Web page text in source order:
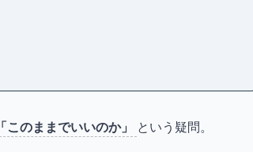
「このままでいいのか」 という疑問。